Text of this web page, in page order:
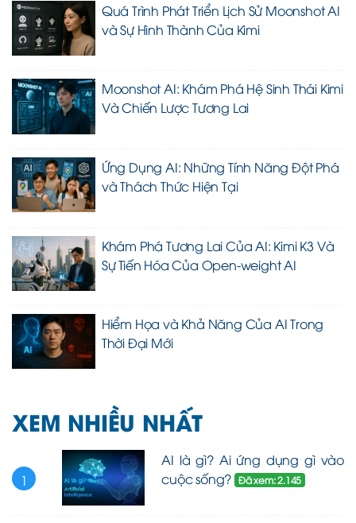
Quá Trình Phát Triển Lịch Sử Moonshot AI
và Sự Hình Thành Của Kimi
Moonshot AI: Khám Phá Hệ Sinh Thái Kimi
Và Chiến Lược Tương Lai
Ứng Dụng AI: Những Tính Năng Đột Phá
và Thách Thức Hiện Tại
Khám Phá Tương Lai Của AI: Kimi K3 Và
Sự Tiến Hóa Của Open-weight AI
Hiểm Họa và Khả Năng Của AI Trong
Thời Đại Mới
XEM NHIỀU NHẤT
1
AI là gì? Ai ứng dụng gì vào
cuộc sống? Đã xem: 2.145